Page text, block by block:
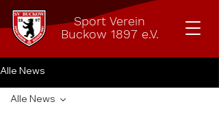
Sport Verein
Buckow 1897 e.V.
Alle News
Alle News